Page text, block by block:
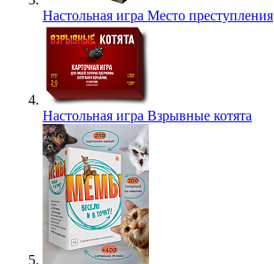
Настольная игра Место преступления
Настольная игра Взрывные котята